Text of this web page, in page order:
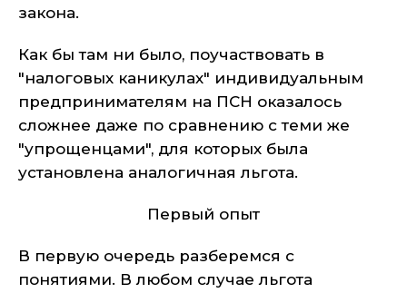
закона.
Как бы там ни было, поучаствовать в
"налоговых каникулах" индивидуальным
предпринимателям на ПСН оказалось
сложнее даже по сравнению с теми же
"упрощенцами", для которых была
установлена аналогичная льгота.
Первый опыт
В первую очередь разберемся с
понятиями. В любом случае льгота